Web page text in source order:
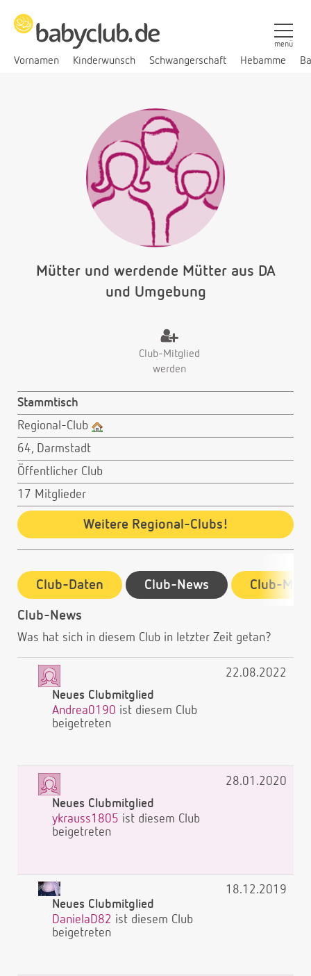
Vornamen Kinderwunsch Schwangerschaft Hebamme
menü
Mütter und werdende Mütter aus DA
und Umgebung
Club-Mitglied
werden
Stammtisch
Regional-Club
64, Darmstadt
Öffentlicher Club
17 Mitglieder
Weitere Regional-Clubs!
Club-Daten Club-News Club-
Club-News
Was hat sich in diesem Club in letzter Zeit getan?
Neues Clubmitglied
Andrea0190 ist diesem Club
beigetreten
22.08.2022
Neues Clubmitglied
ykrauss1805 ist diesem Club
beigetreten
28.01.2020
Neues Clubmitglied
DanielaD82 ist diesem Club
beigetreten
18.12.2019